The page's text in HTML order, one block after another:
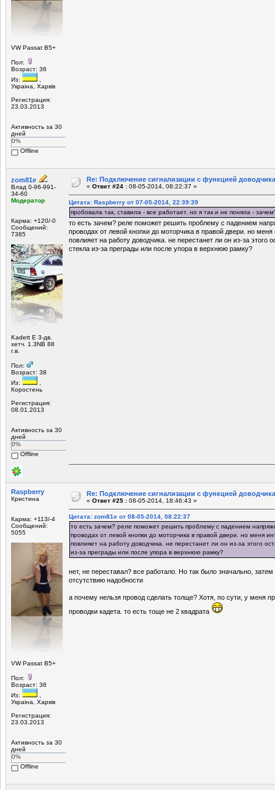
VW Passat B5+
Пол:
Возраст: 36
Из:
Украiна, Харкiв
Регистрация:
23.03.2013
Активность за 30
дней
0%
Offline
zom81e
Влад 0-96-991-
34-60
Модератор
Карма: +120/-0
Сообщений:
7385
Kadett E 3-дв.
хетч. 1.3NB 88
г.в.
Пол:
Возраст: 38
Из:
Коростень
Регистрация:
08.01.2013
Активность за 30
дней
0%
Offline
Re: Подключение сигнализации с функцией
« Ответ #24 : 08-05-2014, 08:22:37 »
Цитата: Raspberry от 07-05-2014, 22:39:39
пробовала так, ставила - все работает. но я так и не поняла -
то есть зачем? реле поможет решить проблему с падением
проводах от левой кнопки до моторчика в правой двери. но меня
повлияет на работу доводчика. не перестанет ли он из-за этого
стекла из-за преграды или после упора в верхнюю рамку?
Raspberry
Кристина
Карма: +113/-4
Сообщений:
5055
VW Passat B5+
Пол:
Возраст: 36
Из:
Украiна, Харкiв
Регистрация:
23.03.2013
Активность за 30
дней
0%
Offline
Re: Подключение сигнализации с функцией
« Ответ #25 : 08-05-2014, 18:46:43 »
Цитата: zom81e от 08-05-2014, 08:22:37
то есть зачем? реле поможет решить проблему с падением
проводах от левой кнопки до моторчика в правой двери. но меня
повлияет на работу доводчика. не перестанет ли он из-за этого
из-за преграды или после упора в верхнюю рамку?
нет, не переставал? все работало. Но так было значально,
отсутствию надобности
а почему нельзя провод сделать толще? Хотя, по сути, у меня
проводки кадета. то есть тоще не 2 квадрата